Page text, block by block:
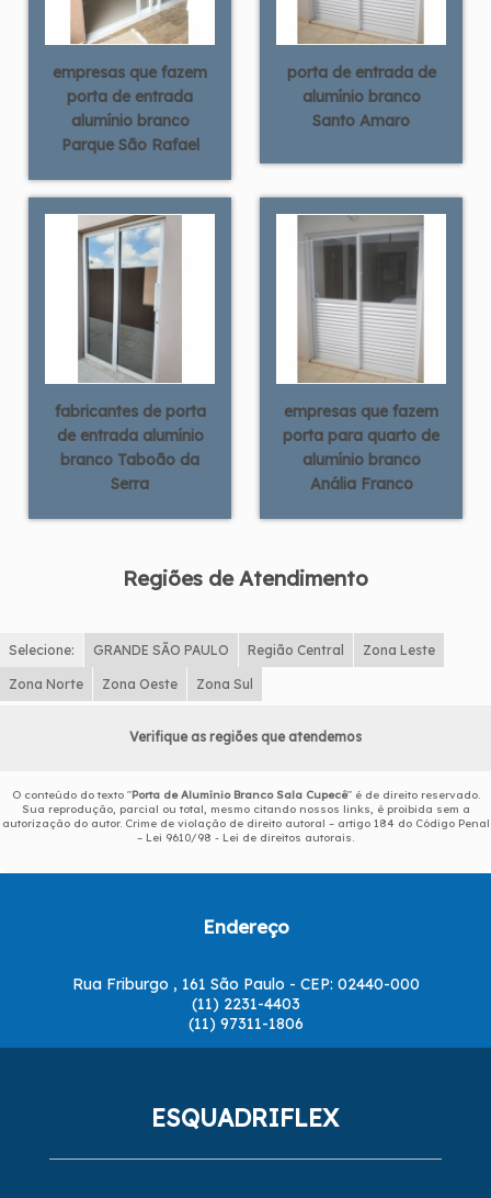
empresas que fazem
porta de entrada
alumínio branco
Parque São Rafael
porta de entrada de
alumínio branco
Santo Amaro
fabricantes de porta
de entrada alumínio
branco Taboão da
Serra
empresas que fazem
porta para quarto de
alumínio branco
Anália Franco
Regiões de Atendimento
Selecione: GRANDE SÃO PAULO Região Central Zona Leste
Zona Norte Zona Oeste Zona Sul
Verifique as regiões que atendemos
O conteúdo do texto "Porta de Alumínio Branco Sala Cupecê" é de direito reservado.
Sua reprodução, parcial ou total, mesmo citando nossos links, é proibida sem a
autorização do autor. Crime de violação de direito autoral – artigo 184 do Código Penal
– Lei 9610/98 - Lei de direitos autorais
Endereço
Rua Friburgo , 161 São Paulo - CEP: 02440-000
(11) 2231-4403
(11) 97311-1806
ESQUADRIFLEX